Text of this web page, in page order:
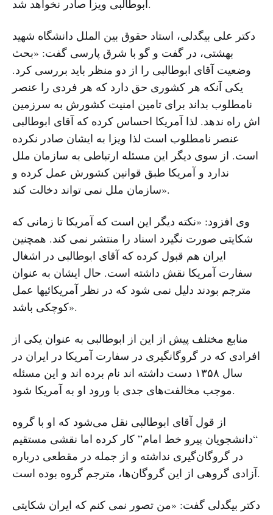
ابوطالبی ویزا صادر نخواهد شد.
دکتر علی بیگدلی، استاد حقوق بین الملل دانشگاه شهید
بهشتی، در گفت و گو با شرق پارسی گفت: «بحث
وضعیت آقای ابوطالبی را از دو منظر باید بررسی کرد.
یکی آنکه هر کشوری حق دارد که هر فردی را عنصر
نامطلوب بداند برای تامین امنیت کشورش به سرزمین
اش راه ندهد. لذا آمریکا احساس کرده که آقای ابوطالبی
عنصر نامطلوب است لذا ویزا به ایشان صادر نکرده
است. از سوی دیگر این مسئله ارتباطی به سازمان ملل
ندارد و آمریکا طبق قوانین کشورش عمل کرده و
سازمان ملل نمی تواند دخالت کند».
وی افزود: «نکته دیگر این است که آمریکا تا زمانی که
شکایتی صورت نگیرد اسناد را منتشر نمی کند. همچنین
ایران هم قبول کرده که آقای ابوطالبی در اشغال
سفارت آمریکا نقش داشته است. حال ایشان به عنوان
مترجم بودند دلیل نمی شود که در نظر آمریکائیها عمل
کوچکی باشد».
منابع مختلف پیش از این از ابوطالبی به عنوان یکی از
افرادی که در گروگانگیری در سفارت آمریکا در ایران در
سال ۱۳۵۸ دست داشته اند نام برده اند و این مسئله
موجب مخالفت‌های جدی با ورود او به آمریکا شود.
از قول آقای ابوطالبی نقل می‌شود که او با گروه
“دانشجویان پیرو خط امام” کار کرده اما نقشی مستقیم
در گروگان‌گیری نداشته و از جمله در مقطعی درباره
آزادی گروهی از این گروگان‌ها، مترجم گروه بوده است.
دکتر بیگدلی گفت: «من تصور نمی کنم که ایران شکایتی